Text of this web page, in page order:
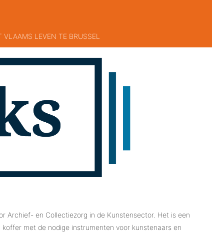
LEVEN TE BRUSSEL
Archief- en Collectiezorg in de Kunstensector. Het is een
met de nodige instrumenten voor kunstenaars en